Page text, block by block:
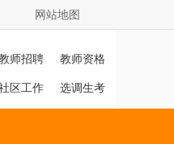
网站地图
师招聘
教师资格
证
区工作
选调生考